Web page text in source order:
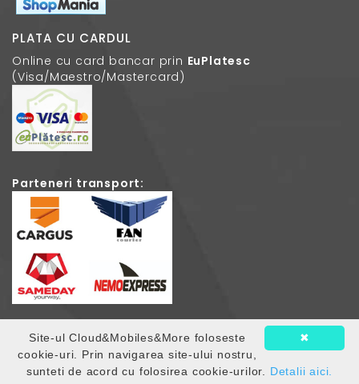
PLATA CU CARDUL
Online cu card bancar prin EuPlatesc
(Visa/Maestro/Mastercard)
Parteneri transport:
© 2026 Cloud Mobiles. Toate drepturile rezervate.
✖
Site-ul Cloud&Mobiles&More foloseste
cookie-uri. Prin navigarea site-ului nostru,
sunteti de acord cu folosirea cookie-urilor. Detalii aici.